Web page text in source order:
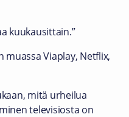
kuukausittain.”
Viaplay, Netflix,
mitä urheilua
televisiosta on